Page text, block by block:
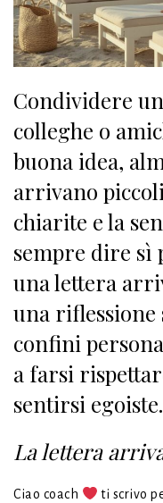
Condividere
colleghe o
buona idea,
arrivano
chiarite e la
sempre dire sì
una lettera
una riflessione
confini
a farsi
sentirsi egoiste.
La lettera
Ciao coach
ti scrivo